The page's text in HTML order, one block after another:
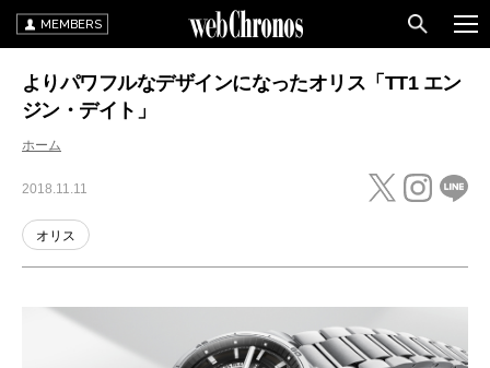
MEMBERS
よりパワフルなデザインになったオリス「TT1 エン
ジン・デイト」
ホーム
2018.11.11
オリス